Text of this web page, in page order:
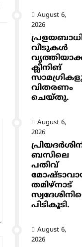
August 6,
2026
വീടുകൾ
ക്ലീനിങ്
വിതരണം
ചെയ്തു.
August 6,
2026
ബസിലെ
പതിവ്
തമിഴ്നാട്
പിടികൂടി.
August 6,
2026